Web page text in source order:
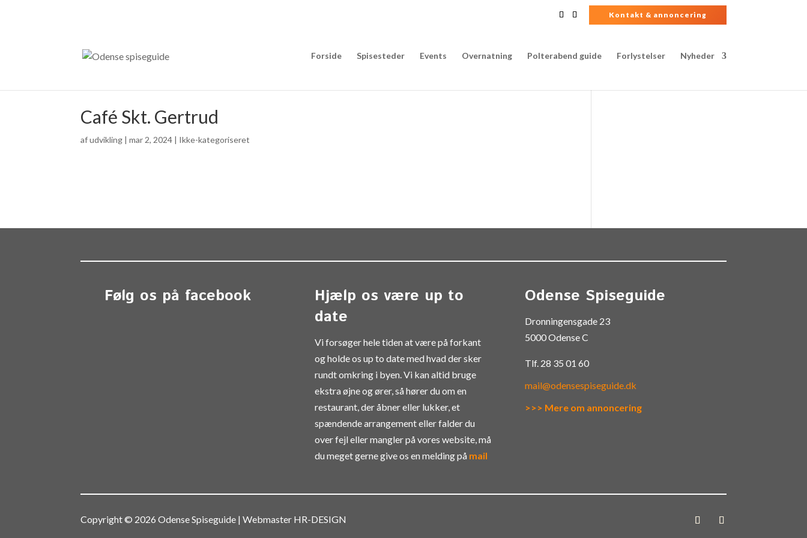
Kontakt & annoncering
Forside Spisesteder Events Overnatning Polterabend guide Forlystelser Nyheder
Café Skt. Gertrud
afudvikling |mar 2, 2024 | Ikke-kategoriseret
Følg os på facebook
Hjælp os være up to
date
Vi forsøger hele tiden at være på forkant
og holde os up to date med hvad der sker
rundt omkring i byen. Vi kan altid bruge
ekstra øjne og ører, så hører du om en
restaurant, der åbner eller lukker, et
spændende arrangement eller falder du
over fejl eller mangler på vores website, må
du meget gerne give os en melding på mail
Odense Spiseguide
Dronningensgade 23
5000 Odense C
Tlf. 28 35 01 60
mail@odensespiseguide.dk
>>> Mere om annoncering
Copyright © 2026 Odense Spiseguide | Webmaster HR-DESIGN